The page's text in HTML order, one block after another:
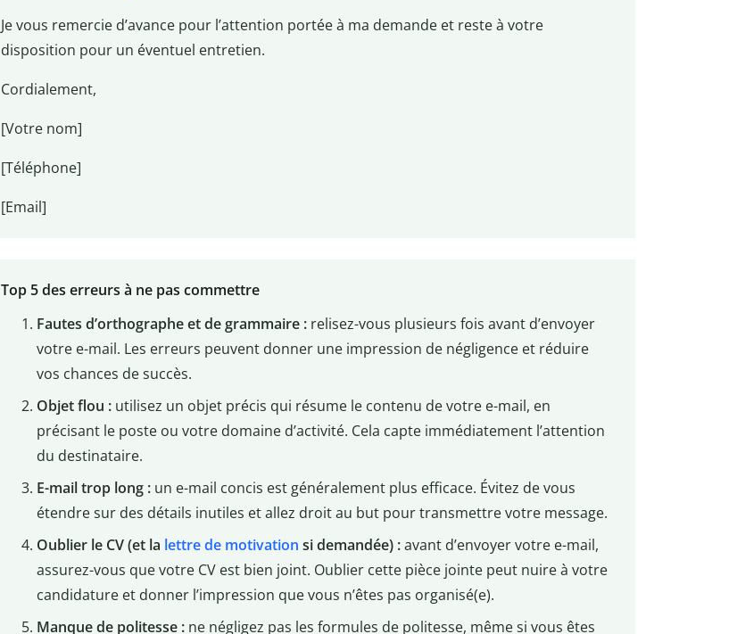
Je vous remercie d’avance pour l’attention portée à ma demande et reste à votre
disposition pour un éventuel entretien.
Cordialement,
[Votre nom]
[Téléphone]
[Email]
Top 5 des erreurs à ne pas commettre
Fautes d’orthographe et de grammaire :relisez-vous plusieurs fois avant d’envoyer
votre e-mail. Les erreurs peuvent donner une impression de négligence et réduire
vos chances de succès.
Objet flou :utilisez un objet précis qui résume le contenu de votre e-mail, en
précisant le poste ou votre domaine d’activité. Cela capte immédiatement l’attention
du destinataire.
E-mail trop long :un e-mail concis est généralement plus efficace. Évitez de vous
étendre sur des détails inutiles et allez droit au but pour transmettre votre message.
Oublier le CV (et la lettre de motivation si demandée) :avant d’envoyer votre e-mail,
assurez-vous que votre CV est bien joint. Oublier cette pièce jointe peut nuire à votre
candidature et donner l’impression que vous n’êtes pas organisé(e).
Manque de politesse :ne négligez pas les formules de politesse, même si vous êtes